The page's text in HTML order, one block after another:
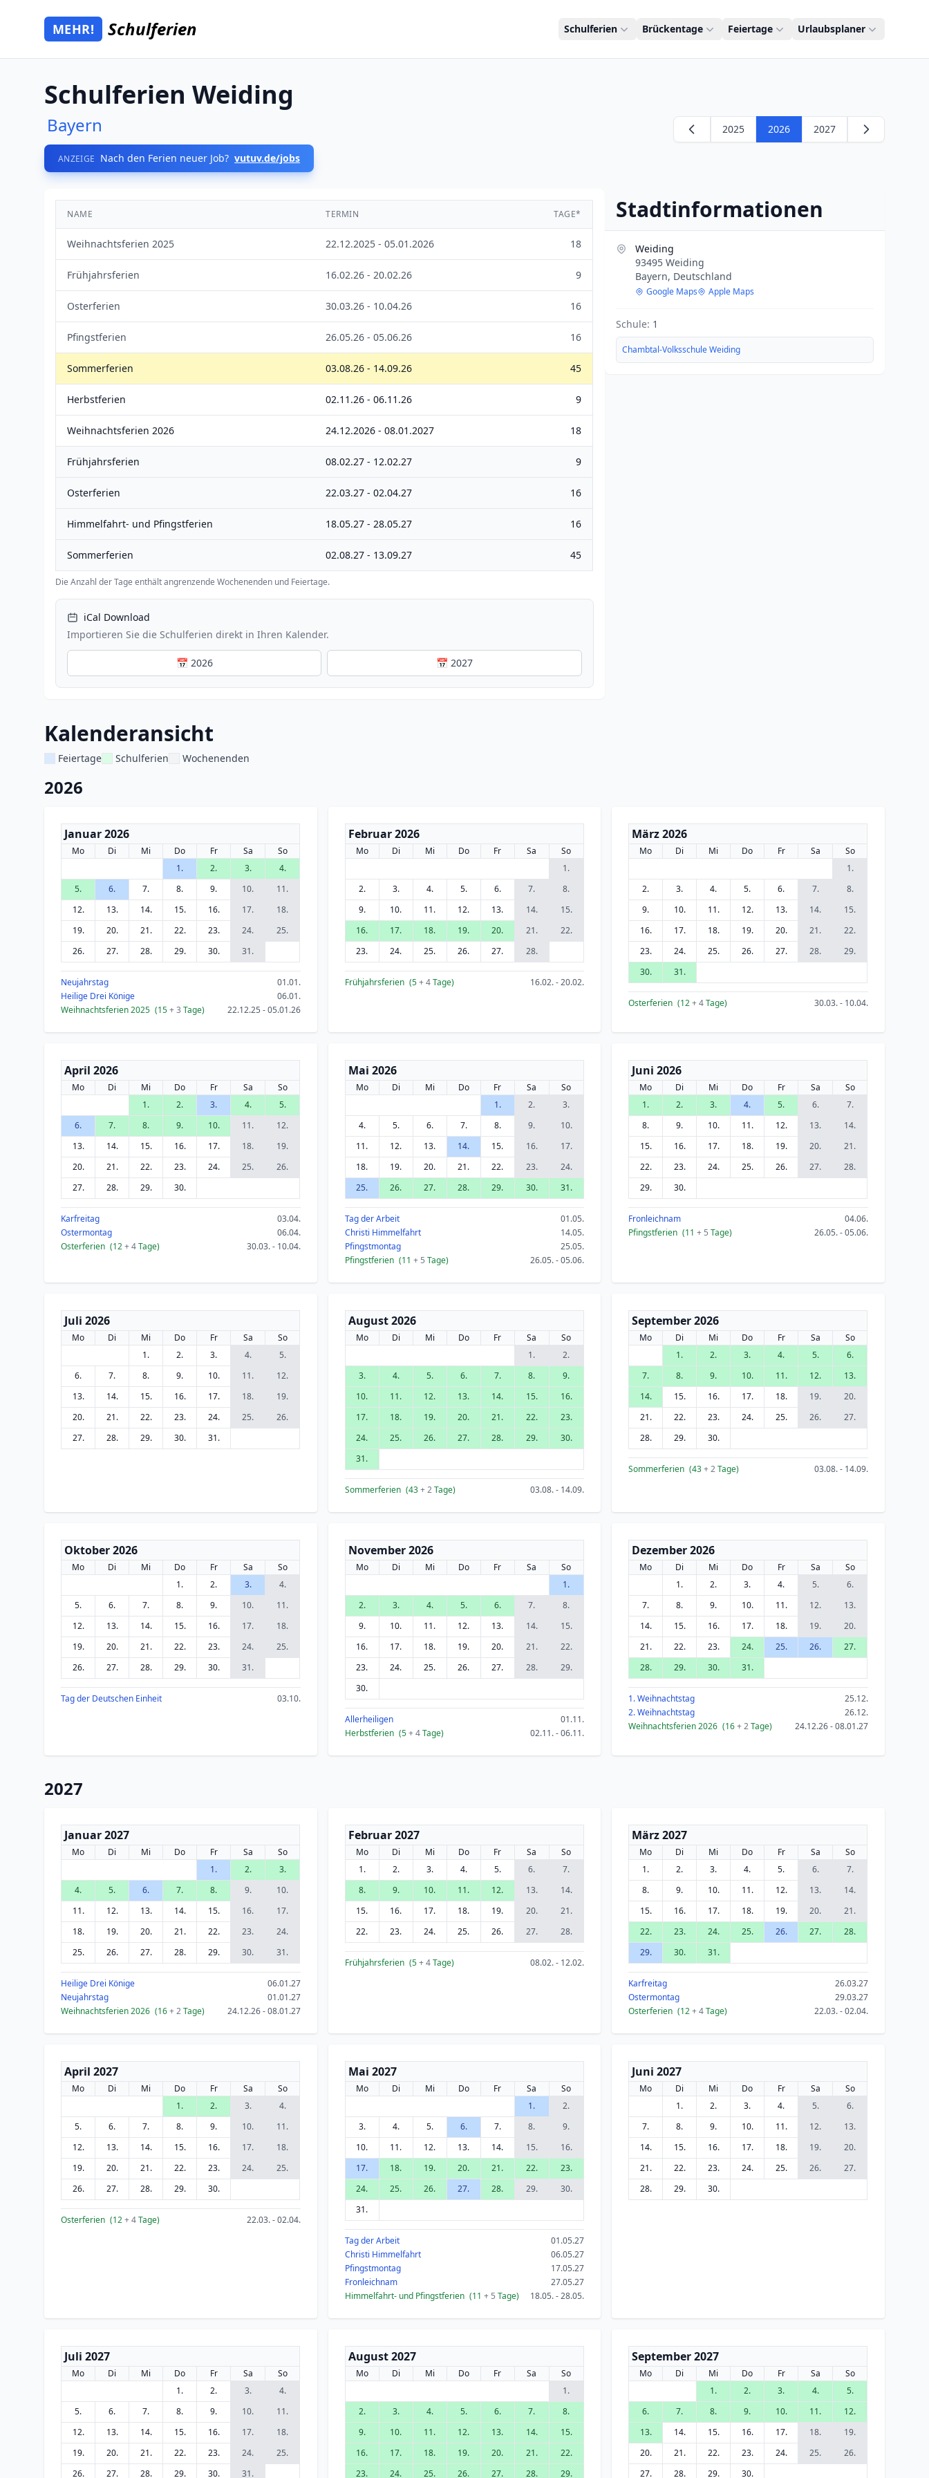
Zum Hauptinhalt springen
Mehr Schulferien
MEHR! Schulferien Schulferien Brückentage Feiertage Urlaubsplaner
Schulferien Weiding
Bayern
ANZEIGE Nach den Ferien neuer Job? vutuv.de/jobs
2025 2026 2027
NAME TERMIN TAGE*
Weihnachtsferien 2025 22.12.2025 - 05.01.2026 18
Frühjahrsferien 16.02.26 - 20.02.26 9
Osterferien 30.03.26 - 10.04.26 16
Pfingstferien 26.05.26 - 05.06.26 16
Sommerferien 03.08.26 - 14.09.26 45
Herbstferien 02.11.26 - 06.11.26 9
Weihnachtsferien 2026 24.12.2026 - 08.01.2027 18
Frühjahrsferien 08.02.27 - 12.02.27 9
Osterferien 22.03.27 - 02.04.27 16
Himmelfahrt- und Pfingstferien 18.05.27 - 28.05.27 16
Sommerferien 02.08.27 - 13.09.27 45
Die Anzahl der Tage enthält angrenzende Wochenenden und Feiertage.
iCal Download
Importieren Sie die Schulferien direkt in Ihren Kalender.
📅 2026 📅 2027
Stadtinformationen
Weiding
93495 Weiding
Bayern, Deutschland
Google Maps Apple Maps
Schule: 1
Chambtal-Volksschule Weiding
Kalenderansicht
Feiertage Schulferien Wochenenden
2026
Januar 2026
Mo Di Mi Do Fr Sa
So
1.
2. 3.
4.
5.
6. 7. 8. 9. 10.
11.
12.
13. 14. 15. 16. 17.
18.
19.
20. 21. 22. 23. 24.
25.
26.
27. 28. 29. 30. 31.
Neujahrstag
01.01.
Heilige Drei Könige
06.01.
Weihnachtsferien 2025 (15+ 3 Tage) 22.12.25 - 05.01.26
Februar 2026
Mo Di Mi Do Fr Sa
So
1.
2.
3. 4. 5. 6. 7.
8.
9.
10. 11. 12. 13. 14.
15.
16.
17. 18. 19. 20. 21.
22.
23.
24. 25. 26. 27. 28.
Frühjahrsferien (5+ 4Tage) 16.02. - 20.02.
März 2026
Mo Di Mi Do Fr Sa
So
1.
2.
3. 4. 5. 6. 7.
8.
9.
10. 11. 12. 13. 14.
15.
16.
17. 18. 19. 20. 21.
22.
23.
24. 25. 26. 27. 28.
29.
30.
31.
Osterferien (12+ 4Tage) 30.03. - 10.04.
April 2026
Mo Di Mi Do Fr Sa
So
1.
2. 3. 4.
5.
6.
7. 8. 9. 10. 11.
12.
13.
14. 15. 16. 17. 18.
19.
20.
21. 22. 23. 24. 25.
26.
27.
28. 29. 30.
Karfreitag
03.04.
Ostermontag
06.04.
Osterferien (12+ 4Tage) 30.03. - 10.04.
Mai 2026
Mo Di Mi Do Fr Sa
So
1.
2.
3.
4.
5. 6. 7. 8. 9.
10.
11.
12. 13. 14. 15. 16.
17.
18.
19. 20. 21. 22. 23.
24.
25.
26. 27. 28. 29. 30. 31.
Tag der Arbeit
01.05.
Christi Himmelfahrt
14.05.
Pfingstmontag
25.05.
Pfingstferien (11 + 5 Tage) 26.05. - 05.06.
Juni 2026
Mo Di Mi Do Fr Sa
So
1.
2. 3. 4. 5. 6.
7.
8.
9. 10. 11. 12. 13.
14.
15.
16. 17. 18. 19. 20.
21.
22.
23. 24. 25. 26. 27.
28.
29.
30.
Fronleichnam
04.06.
Pfingstferien (11+ 5 Tage) 26.05. - 05.06.
Juli 2026
Mo Di Mi Do Fr Sa
So
1.
2. 3. 4.
5.
6.
7. 8. 9. 10. 11.
12.
13.
14. 15. 16. 17. 18.
19.
20.
21. 22. 23. 24. 25.
26.
27.
28. 29. 30. 31.
August 2026
Mo Di Mi Do Fr Sa
So
1.
2.
3.
4. 5. 6. 7. 8.
9.
10.
11. 12. 13. 14. 15.
16.
17.
18. 19. 20. 21. 22.
23.
24.
25. 26. 27. 28. 29.
30.
31.
Sommerferien (43+ 2Tage) 03.08. - 14.09.
September 2026
Mo Di Mi Do Fr Sa
So
1.
2. 3. 4. 5.
6.
7.
8. 9. 10. 11. 12.
13.
14.
15. 16. 17. 18. 19.
20.
21.
22. 23. 24. 25. 26.
27.
28.
29. 30.
Sommerferien (43+ 2Tage) 03.08. - 14.09.
Oktober 2026
Mo Di Mi Do Fr Sa
So
1.
2. 3.
4.
5.
6. 7. 8. 9. 10.
11.
12.
13. 14. 15. 16. 17.
18.
19.
20. 21. 22. 23. 24.
25.
26.
27. 28. 29. 30. 31.
Tag der Deutschen Einheit 03.10.
November 2026
Mo Di Mi Do Fr Sa
So
1.
2.
3. 4. 5. 6. 7.
8.
9.
10. 11. 12. 13. 14.
15.
16.
17. 18. 19. 20. 21.
22.
23.
24. 25. 26. 27. 28.
29.
30.
Allerheiligen
01.11.
Herbstferien (5+ 4Tage) 02.11. - 06.11.
Dezember 2026
Mo Di Mi Do Fr Sa
So
1.
2. 3. 4. 5.
6.
7.
8. 9. 10. 11. 12.
13.
14.
15. 16. 17. 18. 19.
20.
21.
22. 23. 24. 25. 26.
27.
28.
29. 30. 31.
1. Weihnachtstag
25.12.
2. Weihnachtstag
26.12.
Weihnachtsferien 2026 (16+ 2Tage) 24.12.26 - 08.01.27
2027
Januar 2027
Mo Di Mi Do Fr Sa
So
1.
2.
3.
4.
5. 6. 7. 8. 9.
10.
11.
12. 13. 14. 15. 16.
17.
18.
19. 20. 21. 22. 23.
24.
25.
26. 27. 28. 29. 30. 31.
Heilige Drei Könige
06.01.27
Neujahrstag
01.01.27
Weihnachtsferien 2026 (16+ 2Tage) 24.12.26 - 08.01.27
Februar 2027
Mo Di Mi Do Fr Sa
So
1.
2. 3. 4. 5. 6.
7.
8.
9. 10. 11. 12. 13.
14.
15.
16. 17. 18. 19. 20.
21.
22.
23. 24. 25. 26. 27. 28.
Frühjahrsferien (5+ 4Tage) 08.02. - 12.02.
März 2027
Mo Di Mi Do Fr Sa
So
1.
2. 3. 4. 5. 6.
7.
8.
9. 10. 11. 12. 13.
14.
15.
16. 17. 18. 19. 20.
21.
22.
23. 24. 25. 26. 27.
28.
29.
30. 31.
Karfreitag
26.03.27
Ostermontag
29.03.27
Osterferien (12+ 4Tage) 22.03. - 02.04.
April 2027
Mo Di Mi Do Fr Sa
So
1.
2. 3.
4.
5.
6. 7. 8. 9. 10.
11.
12.
13. 14. 15. 16. 17.
18.
19.
20. 21. 22. 23. 24.
25.
26.
27. 28. 29. 30.
Osterferien (12+ 4Tage) 22.03. - 02.04.
Mai 2027
Mo Di Mi Do Fr Sa
So
1.
2.
3.
4. 5. 6. 7. 8.
9.
10.
11. 12. 13. 14. 15.
16.
17.
18. 19. 20. 21. 22.
23.
24.
25. 26. 27. 28. 29.
30.
31.
Tag der Arbeit
01.05.27
Christi Himmelfahrt
06.05.27
Pfingstmontag
17.05.27
Fronleichnam
27.05.27
Himmelfahrt- und Pfingstferien (11 + 5 Tage) 18.05. - 28.05.
Juni 2027
Mo Di Mi Do Fr Sa
So
1.
2. 3. 4. 5.
6.
7.
8. 9. 10. 11. 12.
13.
14.
15. 16. 17. 18. 19.
20.
21.
22. 23. 24. 25. 26.
27.
28.
29. 30.
Juli 2027
Mo Di Mi Do Fr Sa
So
1.
2. 3.
4.
5.
6. 7. 8. 9. 10.
11.
12.
13. 14. 15. 16. 17.
18.
19.
20. 21. 22. 23. 24.
25.
26.
27. 28. 29. 30. 31.
August 2027
Mo Di Mi Do Fr Sa
So
1.
2.
3. 4. 5. 6. 7.
8.
9.
10. 11. 12. 13. 14.
15.
16.
17. 18. 19. 20. 21.
22.
23.
24. 25. 26. 27. 28. 29.
September 2027
Mo Di Mi Do Fr Sa
So
1.
2. 3. 4.
5.
6.
7. 8. 9. 10. 11.
12.
13.
14. 15. 16. 17. 18.
19.
20.
21. 22. 23. 24. 25.
26.
27.
28. 29. 30.